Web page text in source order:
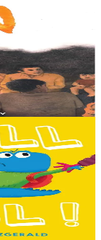
ar menezioù
vaya
Ne fell
avat e vo ur